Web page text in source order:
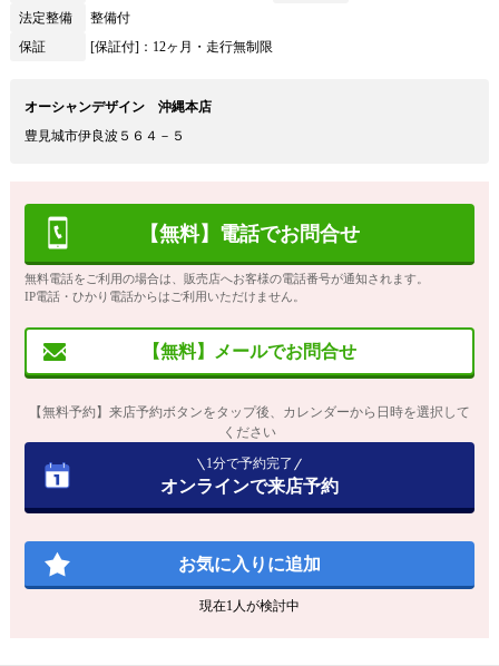
法定整備
整備付
保証
[保証付]：12ヶ月・走行無制限
オーシャンデザイン 沖縄本店
豊見城市伊良波５６４－５
【無料】電話でお問合せ
無料電話をご利用の場合は、販売店へお客様の電話番号が通知されます。
IP電話・ひかり電話からはご利用いただけません。
【無料】メールでお問合せ
【無料予約】来店予約ボタンをタップ後、カレンダーから日時を選択して
ください
1分で予約完了
オンラインで来店予約
お気に入りに追加
現在1人が検討中